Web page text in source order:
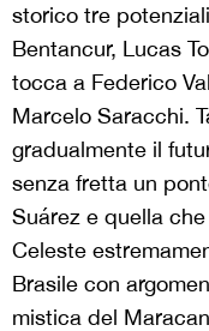
storico tre
Bentancur, Lucas
tocca a Federico
Marcelo Saracchi.
gradualmente il
senza fretta un
Suárez e quella
Celeste
Brasile con
mistica del